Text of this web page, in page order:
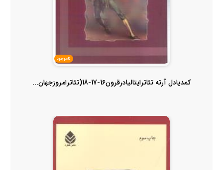
ناموجود
کمدیادل آرته تئاترایتالیادرقرون16-17-18(تئاترامروزجهان...